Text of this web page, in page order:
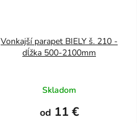
Vonkajší parapet BIELY š. 210 -
dĺžka 500-2100mm
Skladom
od 11 €